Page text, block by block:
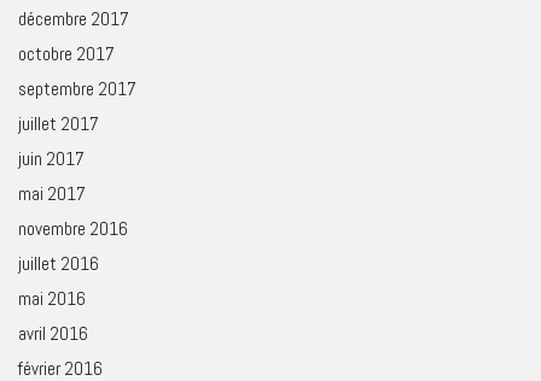
décembre 2017
octobre 2017
septembre 2017
juillet 2017
juin 2017
mai 2017
novembre 2016
juillet 2016
mai 2016
avril 2016
février 2016